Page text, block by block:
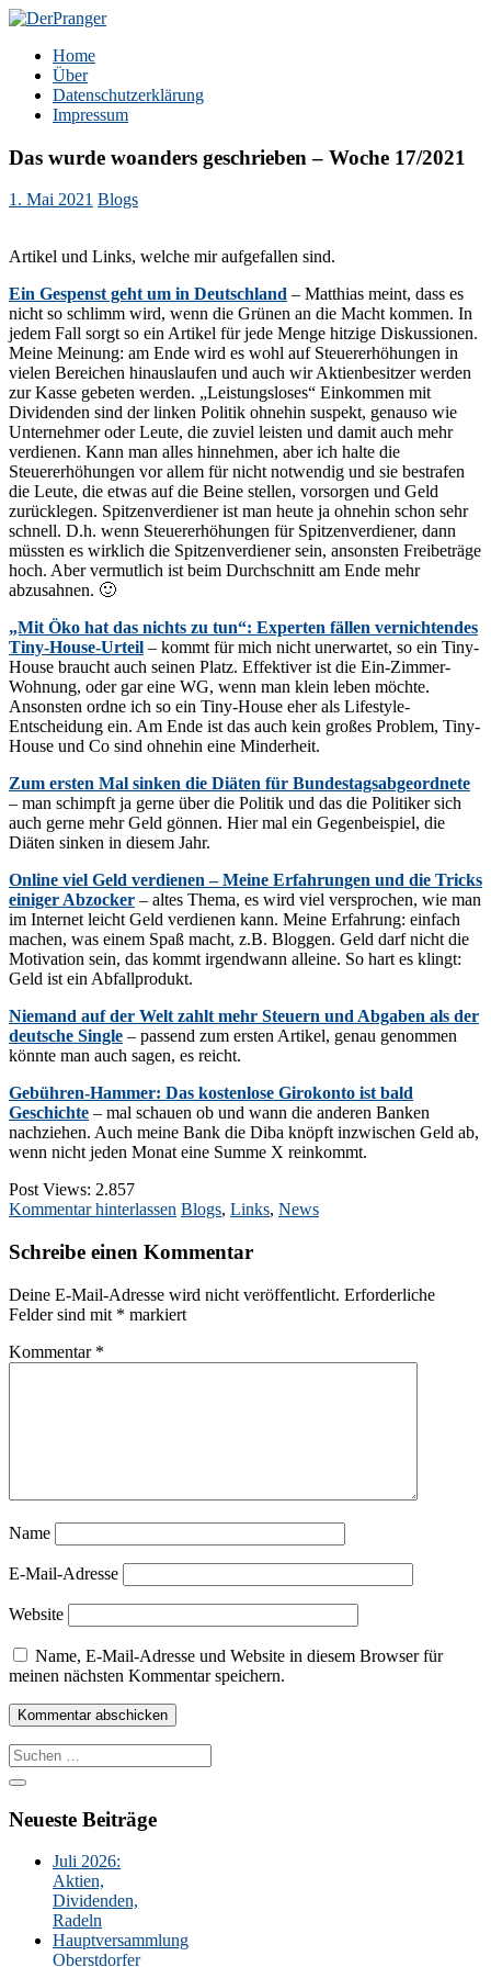
Zum
springen
DerPranger
Finanzen, Freiheit, Prangerei
Home
Über
Datenschutzerklärung
Impressum
Das wurde woanders geschrieben – Woche 17/2021
1. Mai 2021 Blogs
Artikel und Links, welche mir aufgefallen sind.
Ein Gespenst geht um in Deutschland – Matthias meint, dass es
nicht so schlimm wird, wenn die Grünen an die Macht kommen. In
jedem Fall sorgt so ein Artikel für jede Menge hitzige Diskussionen.
Meine Meinung: am Ende wird es wohl auf Steuererhöhungen in
vielen Bereichen hinauslaufen und auch wir Aktienbesitzer werden
zur Kasse gebeten werden. „Leistungsloses“ Einkommen mit
Dividenden sind der linken Politik ohnehin suspekt, genauso wie
Unternehmer oder Leute, die zuviel leisten und damit auch mehr
verdienen. Kann man alles hinnehmen, aber ich halte die
Steuererhöhungen vor allem für nicht notwendig und sie bestrafen
die Leute, die etwas auf die Beine stellen, vorsorgen und Geld
zurücklegen. Spitzenverdiener ist man heute ja ohnehin schon sehr
schnell. D.h. wenn Steuererhöhungen für Spitzenverdiener, dann
müssten es wirklich die Spitzenverdiener sein, ansonsten Freibeträge
hoch. Aber vermutlich ist beim Durchschnitt am Ende mehr
abzusahnen. 🙂
„Mit Öko hat das nichts zu tun“: Experten fällen vernichtendes
Tiny-House-Urteil – kommt für mich nicht unerwartet, so ein Tiny-
House braucht auch seinen Platz. Effektiver ist die Ein-Zimmer-
Wohnung, oder gar eine WG, wenn man klein leben möchte.
Ansonsten ordne ich so ein Tiny-House eher als Lifestyle-
Entscheidung ein. Am Ende ist das auch kein großes Problem, Tiny-
House und Co sind ohnehin eine Minderheit.
Zum ersten Mal sinken die Diäten für Bundestagsabgeordnete
– man schimpft ja gerne über die Politik und das die Politiker sich
auch gerne mehr Geld gönnen. Hier mal ein Gegenbeispiel, die
Diäten sinken in diesem Jahr.
Online viel Geld verdienen – Meine Erfahrungen und die Tricks
einiger Abzocker – altes Thema, es wird viel versprochen, wie man
im Internet leicht Geld verdienen kann. Meine Erfahrung: einfach
machen, was einem Spaß macht, z.B. Bloggen. Geld darf nicht die
Motivation sein, das kommt irgendwann alleine. So hart es klingt:
Geld ist ein Abfallprodukt.
Niemand auf der Welt zahlt mehr Steuern und Abgaben als der
deutsche Single – passend zum ersten Artikel, genau genommen
könnte man auch sagen, es reicht.
Gebühren-Hammer: Das kostenlose Girokonto ist bald
Geschichte – mal schauen ob und wann die anderen Banken
nachziehen. Auch meine Bank die Diba knöpft inzwischen Geld ab,
wenn nicht jeden Monat eine Summe X reinkommt.
Post Views: 2.857
Kommentar hinterlassen Blogs, Links, News
Schreibe einen Kommentar
Deine E-Mail-Adresse wird nicht veröffentlicht. Erforderliche
Felder sind mit * markiert
Kommentar *
Name
E-Mail-Adresse
Website
Name, E-Mail-Adresse und Website in diesem Browser für
meinen nächsten Kommentar speichern.
Suche
nach:
Neueste Beiträge
Juli 2026:
Aktien,
Dividenden,
Radeln
Hauptversammlung
Oberstdorfer